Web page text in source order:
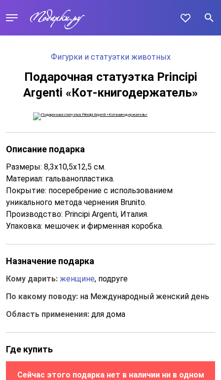
Фигурки и статуэтки животных
Подарочная статуэтка Principi
Argenti «Кот-книгодержатель»
Описание подарка
Размеры: 8,3х10,5х12,5 см.
Материал: гальванопластика.
Покрытие: посеребрение с использованием
уникального метода чернения Brunito.
Производство: Principi Argenti, Италия.
Упаковка: мешочек и фирменная коробка.
Назначение подарка
Кому дарить: женщине, подруге
По какому поводу: на Международный женский день
Область применения: для дома
Где купить
Сейчас этого подарка нет в наличии ни в одном